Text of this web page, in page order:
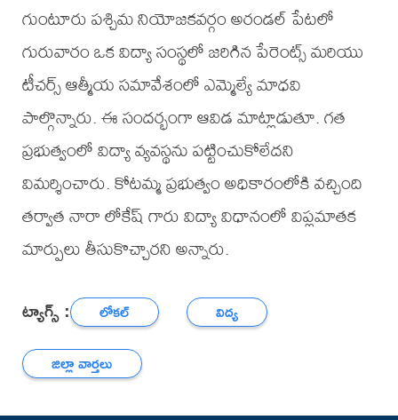
గుంటూరు పశ్చిమ నియోజకవర్గం అరండల్ పేటలో
గురువారం ఒక విద్యా సంస్థలో జరిగిన పేరెంట్స్ మరియు
టీచర్స్ ఆత్మీయ సమావేశంలో ఎమ్మెల్యే మాధవి
పాల్గొన్నారు. ఈ సందర్భంగా ఆవిడ మాట్లాడుతూ. గత
ప్రభుత్వంలో విద్యా వ్యవస్థను పట్టించుకోలేదని
విమర్శించారు. కోటమ్మ ప్రభుత్వం అధికారంలోకి వచ్చింది
తర్వాత నారా లోకేష్ గారు విద్యా విధానంలో విప్లమాతక
మార్పులు తీసుకొచ్చారని అన్నారు.
ట్యాగ్స్ : లోకల్
విద్య
జిల్లా వార్తలు